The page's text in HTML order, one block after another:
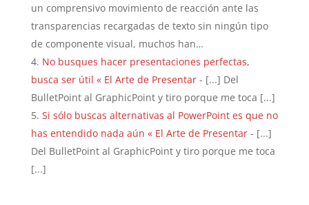
un comprensivo movimiento de reacción ante las
transparencias recargadas de texto sin ningún tipo
de componente visual, muchos han…
No busques hacer presentaciones perfectas,
busca ser útil « El Arte de Presentar- [...] Del
BulletPoint al GraphicPoint y tiro porque me toca [...]
Si sólo buscas alternativas al PowerPoint es que no
has entendido nada aún « El Arte de Presentar- [...]
Del BulletPoint al GraphicPoint y tiro porque me toca
[...]